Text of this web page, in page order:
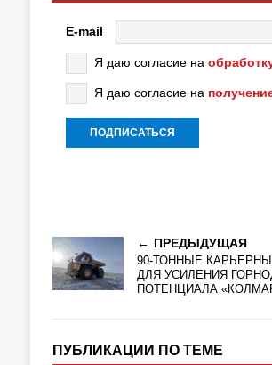
E-mail
Я даю согласие на
Я даю согласие на
ПРЕДЫДУЩАЯ
90-ТОННЫЕ
ДЛЯ УСИЛЕНИЯ
ПОТЕНЦИАЛА
ПУБЛИКАЦИИ ПО ТЕМЕ